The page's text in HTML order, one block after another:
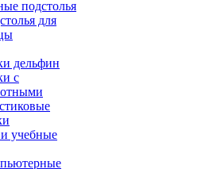
подстолья
для
дельфин
с
учебные